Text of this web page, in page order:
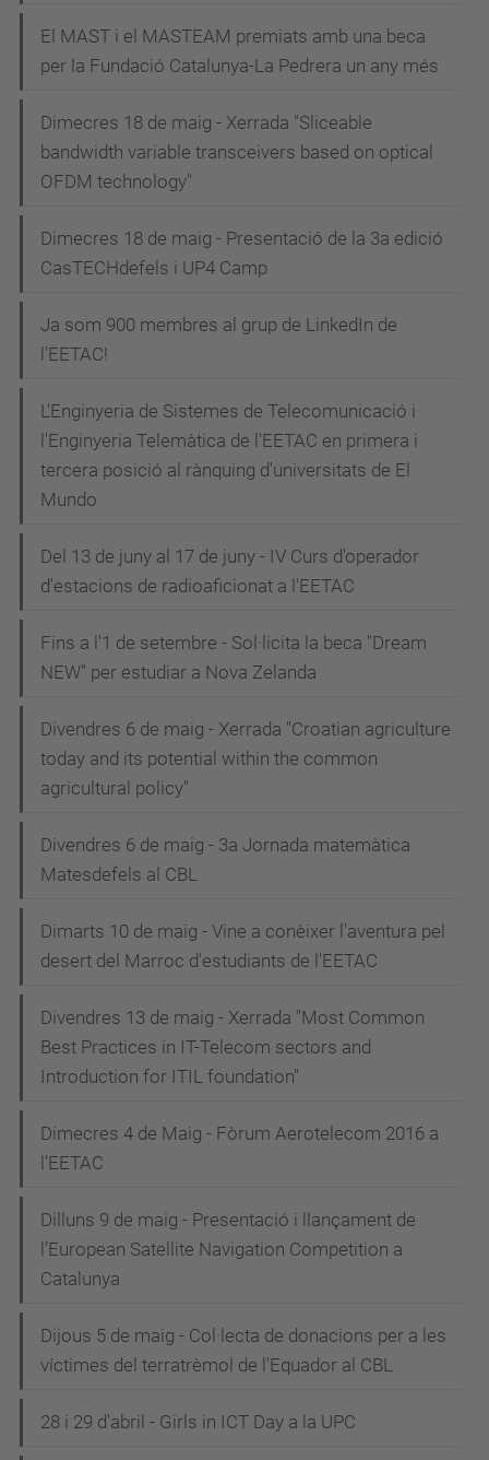
g
c
El MAST i el MASTEAM premiats amb una beca
per la Fundació Catalunya-La Pedrera un any més
Dimecres 18 de maig - Xerrada "Sliceable
bandwidth variable transceivers based on optical
OFDM technology"
Dimecres 18 de maig - Presentació de la 3a edició
CasTECHdefels i UP4 Camp
Ja som 900 membres al grup de LinkedIn de
l'EETAC!
L'Enginyeria de Sistemes de Telecomunicació i
l'Enginyeria Telemàtica de l'EETAC en primera i
tercera posició al rànquing d'universitats de El
Mundo
Del 13 de juny al 17 de juny - IV Curs d'operador
d'estacions de radioaficionat a l'EETAC
Fins a l'1 de setembre - Sol·licita la beca "Dream
NEW" per estudiar a Nova Zelanda
Divendres 6 de maig - Xerrada "Croatian agriculture
today and its potential within the common
agricultural policy"
Divendres 6 de maig - 3a Jornada matemàtica
Matesdefels al CBL
Dimarts 10 de maig - Vine a conèixer l'aventura pel
desert del Marroc d'estudiants de l'EETAC
Divendres 13 de maig - Xerrada "Most Common
Best Practices in IT-Telecom sectors and
Introduction for ITIL foundation"
Dimecres 4 de Maig - Fòrum Aerotelecom 2016 a
l'EETAC
Dilluns 9 de maig - Presentació i llançament de
l’European Satellite Navigation Competition a
Catalunya
Dijous 5 de maig - Col·lecta de donacions per a les
víctimes del terratrèmol de l'Equador al CBL
28 i 29 d'abril - Girls in ICT Day a la UPC